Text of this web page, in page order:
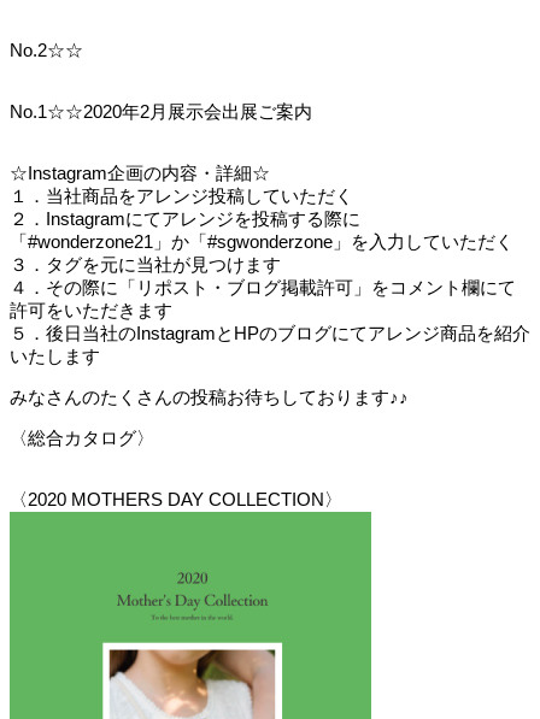
No.2☆☆
No.1☆☆2020年2月展示会出展ご案内
☆Instagram企画の内容・詳細☆
１．当社商品をアレンジ投稿していただく
２．Instagramにてアレンジを投稿する際に
「#wonderzone21」か「#sgwonderzone」を入力していただく
３．タグを元に当社が見つけます
４．その際に「リポスト・ブログ掲載許可」をコメント欄にて
許可をいただきます
５．後日当社のInstagramとHPのブログにてアレンジ商品を紹介
いたします
みなさんのたくさんの投稿お待ちしております♪♪
〈総合カタログ〉
〈2020 MOTHERS DAY COLLECTION〉